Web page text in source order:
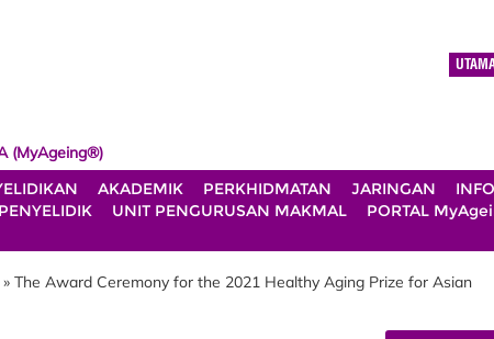
(MyAgeing®)
AKADEMIK PERKHIDMATAN JARINGAN
PENYELIDIK UNIT PENGURUSAN MAKMAL PORTAL
» The Award Ceremony for the 2021 Healthy Aging Prize for Asian